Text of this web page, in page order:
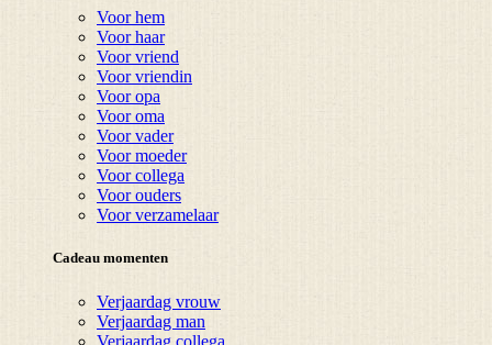
Voor hem
Voor haar
Voor vriend
Voor vriendin
Voor opa
Voor oma
Voor vader
Voor moeder
Voor collega
Voor ouders
Voor verzamelaar
Cadeau momenten
Verjaardag vrouw
Verjaardag man
Verjaardag collega